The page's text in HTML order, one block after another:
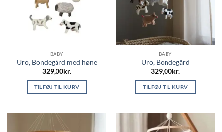
BABY
Uro, Bondegård med høne
329,00kr.
TILFØJ TIL KURV
BABY
Uro, Bondegård
329,00kr.
TILFØJ TIL KURV